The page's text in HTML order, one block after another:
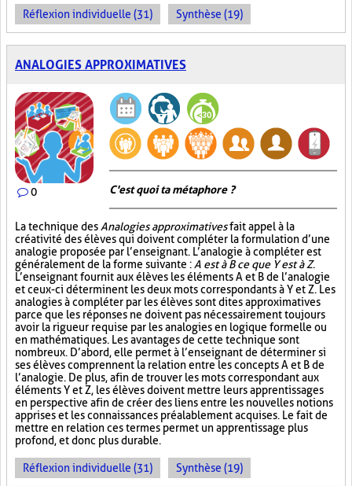
Réflexion individuelle (31) Synthèse (19)
ANALOGIES APPROXIMATIVES
0 C'est quoi ta métaphore ?
La technique des Analogies approximativesfait appel à la
créativité des élèves qui doivent compléter la formulation d’une
analogie proposée par l’enseignant. L’analogie à compléter est
généralement de la forme suivante : A est à B ce que Y est à Z.
L’enseignant fournit aux élèves les éléments A et B de l’analogie
et ceux-ci déterminent les deux mots correspondants à Y et Z. Les
analogies à compléter par les élèves sont dites approximatives
parce que les réponses ne doivent pas nécessairement toujours
avoir la rigueur requise par les analogies en logique formelle ou
en mathématiques. Les avantages de cette technique sont
nombreux. D’abord, elle permet à l’enseignant de déterminer si
ses élèves comprennent la relation entre les concepts A et B de
l’analogie. De plus, afin de trouver les mots correspondant aux
éléments Y et Z, les élèves doivent mettre leurs apprentissages
en perspective afin de créer des liens entre les nouvelles notions
apprises et les connaissances préalablement acquises. Le fait de
mettre en relation ces termes permet un apprentissage plus
profond, et donc plus durable.
Réflexion individuelle (31) Synthèse (19)